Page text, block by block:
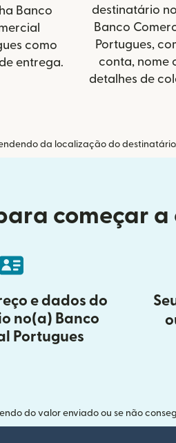
Banco
como
entrega.
destinatário
Banco
Portugues,
conta, nome
detalhes de
da localização do
começar
e dados do
no(a) Banco
Portugues
do valor enviado ou se não